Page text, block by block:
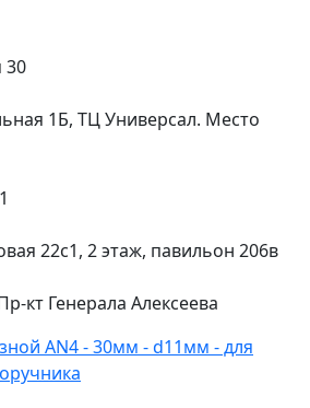
30
1Б, ТЦ Универсал. Место
22с1, 2 этаж, павильон 206в
кт Генерала Алексеева
AN4 - 30мм - d11мм - для